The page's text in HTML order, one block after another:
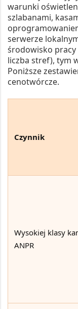
warunki
szlabanami,
serwerze
środowisko pracy
liczba stref), tym
Poniższe
cenotwórcze.
Czynnik
Wysokiej klasy
ANPR